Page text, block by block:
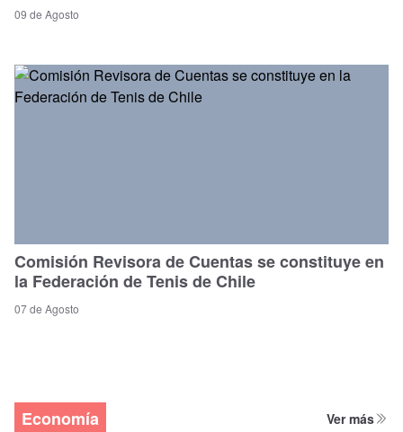
09 de Agosto
Comisión Revisora de Cuentas se constituye en
la Federación de Tenis de Chile
07 de Agosto
Economía Ver más